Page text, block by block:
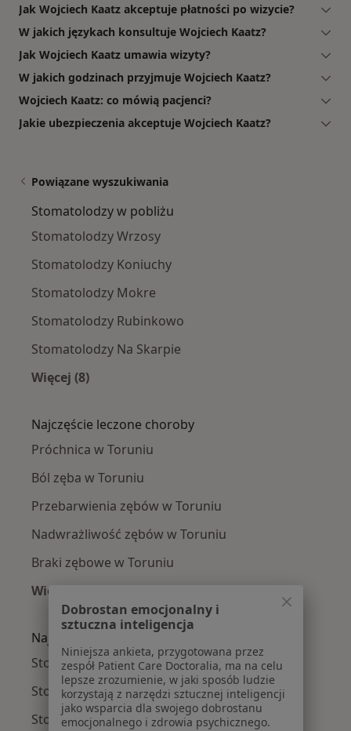
Jak Wojciech Kaatz akceptuje płatności po wizycie?
W jakich językach konsultuje Wojciech Kaatz?
Jak Wojciech Kaatz umawia wizyty?
W jakich godzinach przyjmuje Wojciech Kaatz?
Wojciech Kaatz: co mówią pacjenci?
Jakie ubezpieczenia akceptuje Wojciech Kaatz?
Powiązane wyszukiwania
Stomatolodzy w pobliżu
Stomatolodzy Wrzosy
Stomatolodzy Koniuchy
Stomatolodzy Mokre
Stomatolodzy Rubinkowo
Stomatolodzy Na Skarpie
Więcej (8)
Najczęście leczone choroby
Próchnica w Toruniu
Ból zęba w Toruniu
Przebarwienia zębów w Toruniu
Nadwrażliwość zębów w Toruniu
Braki zębowe w Toruniu
Więcej (15)
Więcej w kategorii: Najczęście leczone
Najpopularniejsze ubezpieczenia
Stomatolodzy z Allianz w Toruniu
Stomatolodzy z Enel-med w Toruniu
Stomatolodzy z PZU Zdrowie w Toruniu
Dobrostan emocjonalny i
sztuczna inteligencja
Niniejsza ankieta, przygotowana przez
zespół Patient Care Doctoralia, ma na celu
lepsze zrozumienie, w jaki sposób ludzie
korzystają z narzędzi sztucznej inteligencji
jako wsparcia dla swojego dobrostanu
emocjonalnego i zdrowia psychicznego.